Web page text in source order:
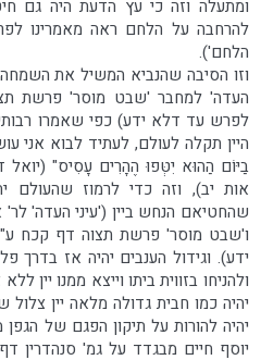
ומתעלה וזה כי עץ הדעת היה גם
להרחבה על הלחם ראה מאמרינו
הלחם').
וזו הסיבה שהנביא המשיל את
העדה' למחבר 'שבט מוסר' פרשת
לפרש עד דלא ידע) כפי שאמרו
היין תקלה לעולם, לעתיד לבוא אני
בַיּוֹם הַהוּא יִטְּפוּ הֶהָרִים עָסִיס"
אות יב), וזה כדי לרמוז שהעולם
שהחטיאם הנחש ביין ('עיני העדה'
ו'שבט מוסר' פרשת תצוה דף קכח
ידע). וגידול הענבים יהיה אז
ולהניחו בזווית ביתו וייצא ממנו יין
יהיה כמו חבית גדולה מלאה יין צלול
יהיה להורות על תיקון הפגם של
יוסף חיים מבגדד על גמ' סנהדרין